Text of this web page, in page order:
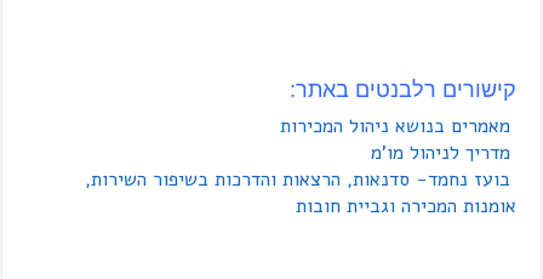
קישורים רלבנטים באתר:
מאמרים בנושא ניהול המכירות
מדריך לניהול מו'מ
בועז נחמד- סדנאות, הרצאות והדרכות בשיפור השירות,
אומנות המכירה וגביית חובות